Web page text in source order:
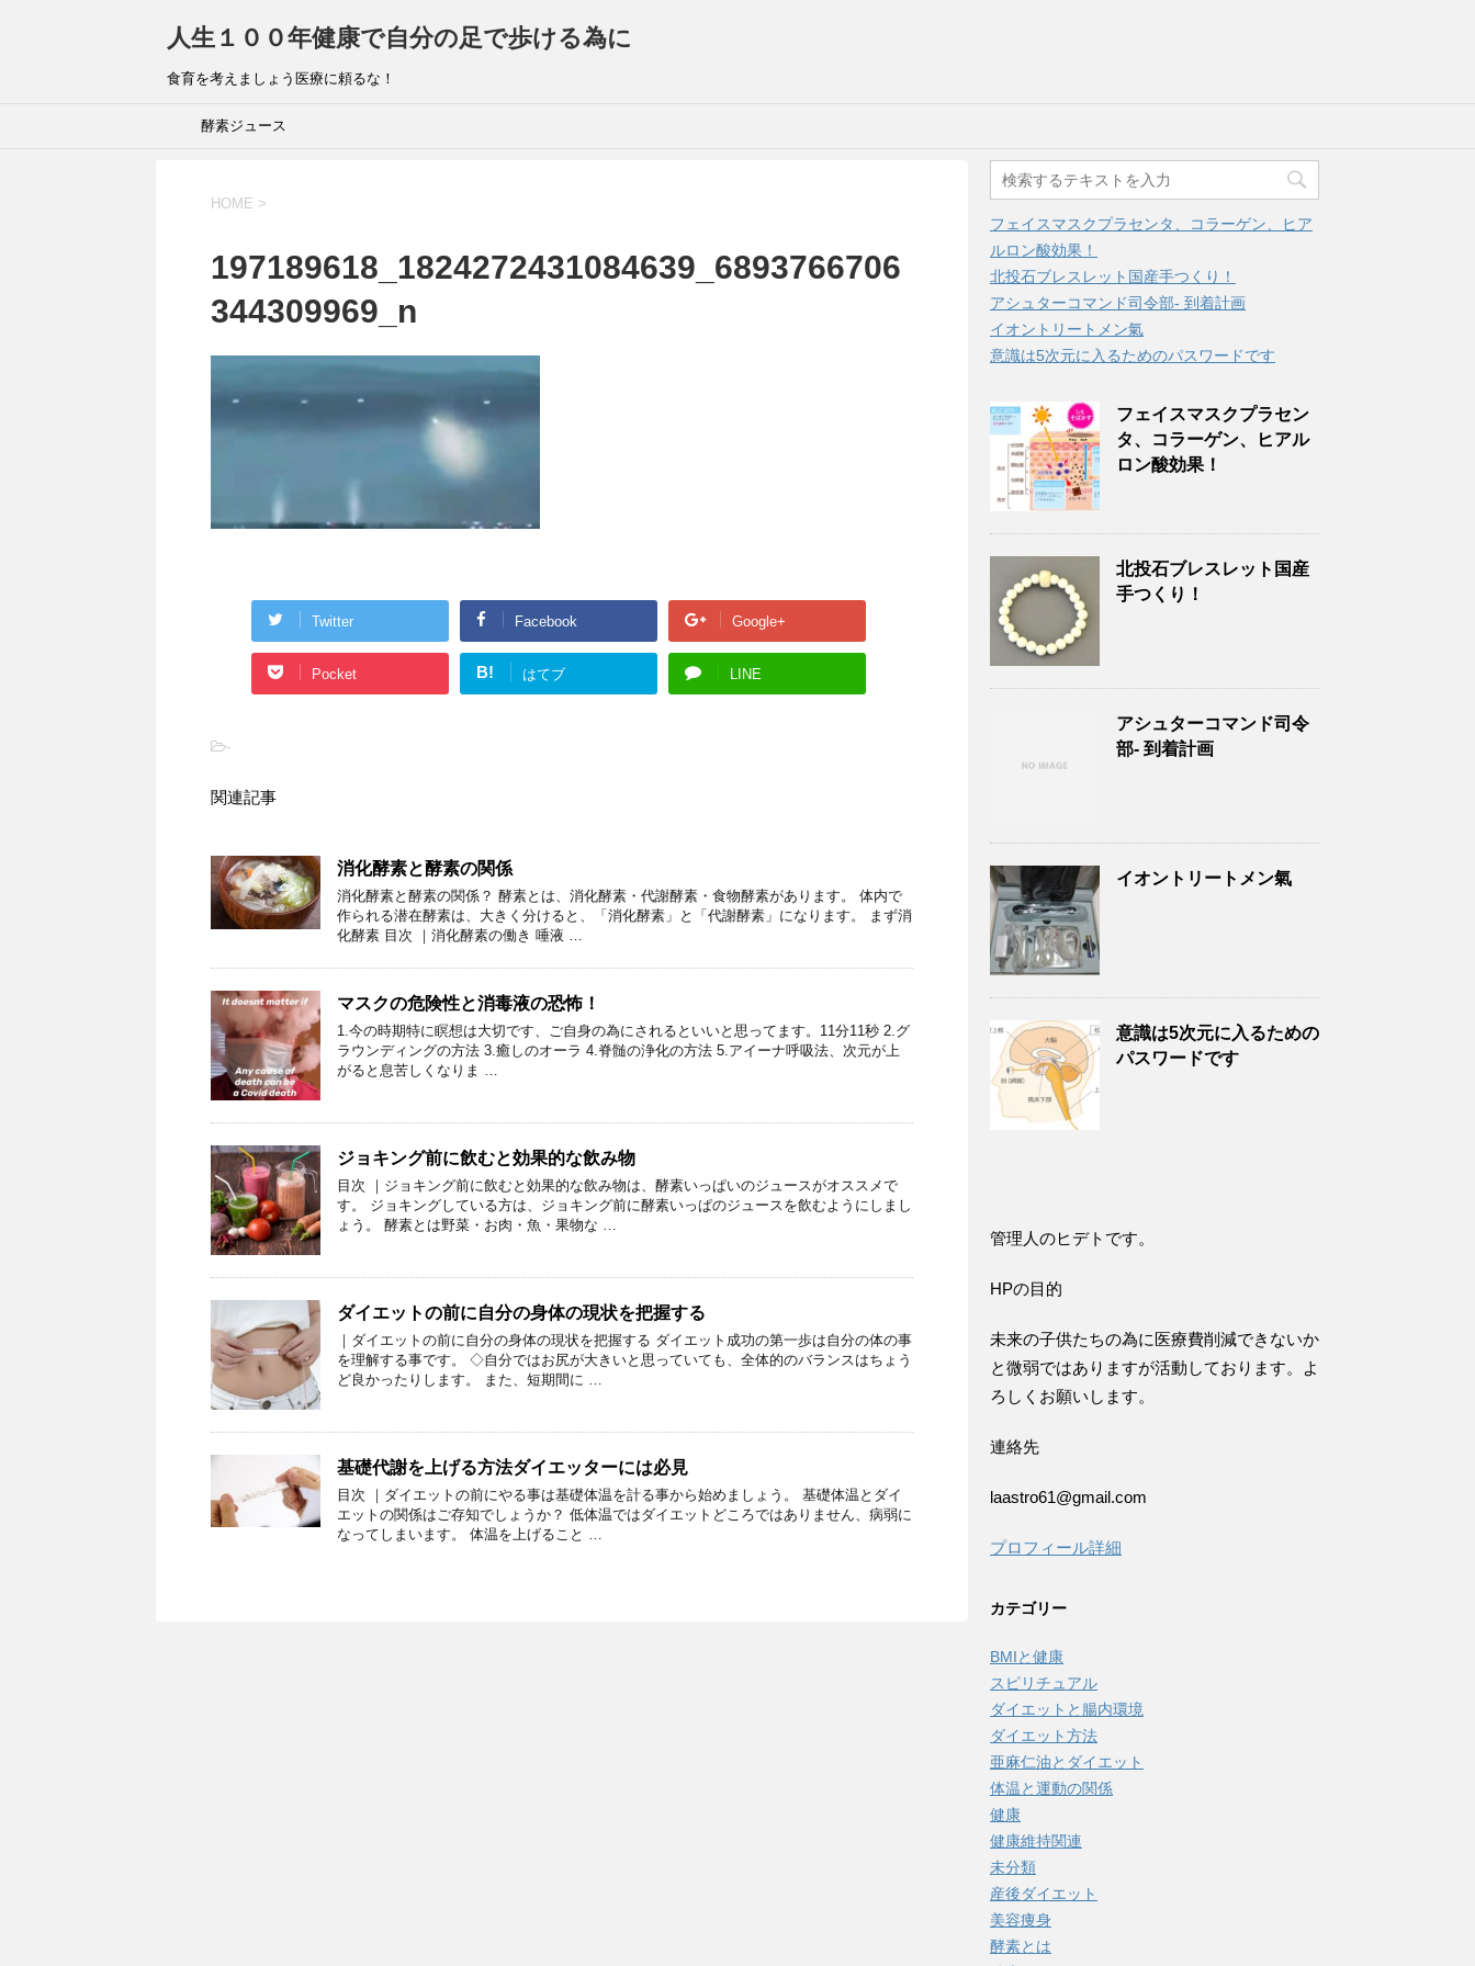
人生１００年健康で自分の足で歩ける為に
食育を考えましょう医療に頼るな！
酵素ジュース
HOME >
197189618_1824272431084639_6893766706
344309969_n
Twitter Facebook Google+
Pocket B! はてブ LINE
-
関連記事
消化酵素と酵素の関係
消化酵素と酵素の関係？ 酵素とは、消化酵素・代謝酵素・食物酵素があります。 体内で
作られる潜在酵素は、大きく分けると、「消化酵素」と「代謝酵素」になります。 まず消
化酵素 目次 ｜消化酵素の働き 唾液 …
マスクの危険性と消毒液の恐怖！
1.今の時期特に瞑想は大切です、ご自身の為にされるといいと思ってます。11分11秒 2.グ
ラウンディングの方法 3.癒しのオーラ 4.脊髄の浄化の方法 5.アイーナ呼吸法、次元が上
がると息苦しくなりま …
ジョキング前に飲むと効果的な飲み物
目次 ｜ジョキング前に飲むと効果的な飲み物は、酵素いっぱいのジュースがオススメで
す。 ジョキングしている方は、ジョキング前に酵素いっぱのジュースを飲むようにしまし
ょう。 酵素とは野菜・お肉・魚・果物な …
ダイエットの前に自分の身体の現状を把握する
｜ダイエットの前に自分の身体の現状を把握する ダイエット成功の第一歩は自分の体の事
を理解する事です。 ◇自分ではお尻が大きいと思っていても、全体的のバランスはちょう
ど良かったりします。 また、短期間に …
基礎代謝を上げる方法ダイエッターには必見
目次 ｜ダイエットの前にやる事は基礎体温を計る事から始めましょう。 基礎体温とダイ
エットの関係はご存知でしょうか？ 低体温ではダイエットどころではありません、病弱に
なってしまいます。 体温を上げること …
フェイスマスクプラセンタ、コラーゲン、ヒア
ルロン酸効果！
北投石ブレスレット国産手つくり！
アシュターコマンド司令部- 到着計画
イオントリートメン氣
意識は5次元に入るためのパスワードです
フェイスマスクプラセン
タ、コラーゲン、ヒアル
ロン酸効果！
北投石ブレスレット国産
手つくり！
アシュターコマンド司令
部- 到着計画
イオントリートメン氣
意識は5次元に入るための
パスワードです
管理人のヒデトです。
HPの目的
未来の子供たちの為に医療費削減できないか
と微弱ではありますが活動しております。よ
ろしくお願いします。
連絡先
laastro61@gmail.com
プロフィール詳細
カテゴリー
BMIと健康
スピリチュアル
ダイエットと腸内環境
ダイエット方法
亜麻仁油とダイエット
体温と運動の関係
健康
健康維持関連
未分類
産後ダイエット
美容痩身
酵素とは